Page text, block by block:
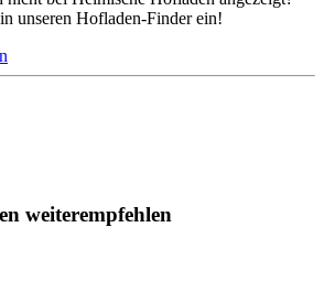
unseren Hofladen-Finder ein!
weiterempfehlen